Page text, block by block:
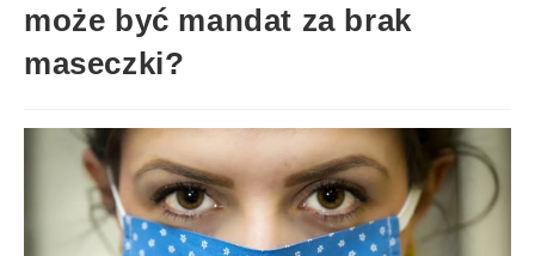
może być mandat za brak
maseczki?